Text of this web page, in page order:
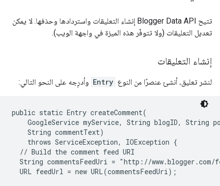
تتيح Blogger Data API إنشاء التعليقات واستردادها وحذفها. لا يمكن
تعديل التعليقات (ولا تتوفّر هذه الميزة في واجهة الويب).
إنشاء التعليقات
لنشر تعليق، أنشئ عنصرًا من النوع Entry وأدرِجه على النحو التالي:
public static Entry createComment(
GoogleService myService, String blogID, String
    String commentText)
    throws ServiceException, IOException {
  // Build the comment feed URI
String commentsFeedUri = "http://
  URL feedUrl = new URL(commentsFeedUri);